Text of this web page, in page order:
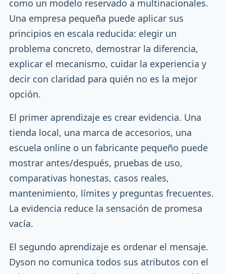
como un modelo reservado a multinacionales.
Una empresa pequeña puede aplicar sus
principios en escala reducida: elegir un
problema concreto, demostrar la diferencia,
explicar el mecanismo, cuidar la experiencia y
decir con claridad para quién no es la mejor
opción.
El primer aprendizaje es crear evidencia. Una
tienda local, una marca de accesorios, una
escuela online o un fabricante pequeño puede
mostrar antes/después, pruebas de uso,
comparativas honestas, casos reales,
mantenimiento, límites y preguntas frecuentes.
La evidencia reduce la sensación de promesa
vacía.
El segundo aprendizaje es ordenar el mensaje.
Dyson no comunica todos sus atributos con el